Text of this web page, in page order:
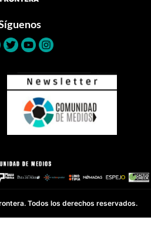
Todos los derechos reservados.